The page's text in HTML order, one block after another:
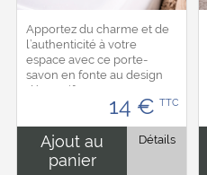
Apportez du charme et de
l’authenticité à votre
espace avec ce porte-
savon en fonte au design
décoratif. Sa structure
ajourée permet un
excellent écoulement de
l’eau, favorisant un
séchage...
14 € TTC
Ajout au
panier
Détails